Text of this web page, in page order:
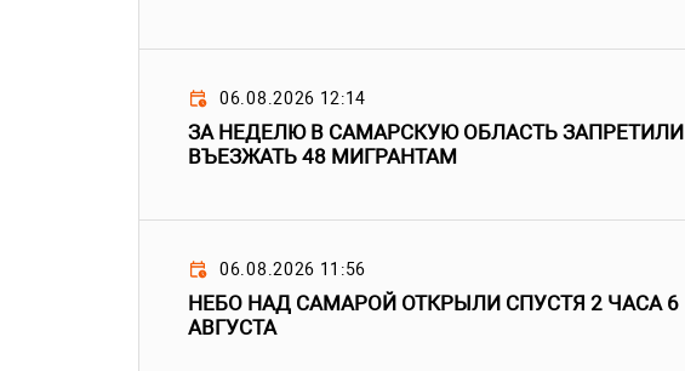
06.08.2026 12:14
ЗА НЕДЕЛЮ В САМАРСКУЮ ОБЛАСТЬ ЗАПРЕТИЛИ
ВЪЕЗЖАТЬ 48 МИГРАНТАМ
06.08.2026 11:56
НЕБО НАД САМАРОЙ ОТКРЫЛИ СПУСТЯ 2 ЧАСА 6
АВГУСТА